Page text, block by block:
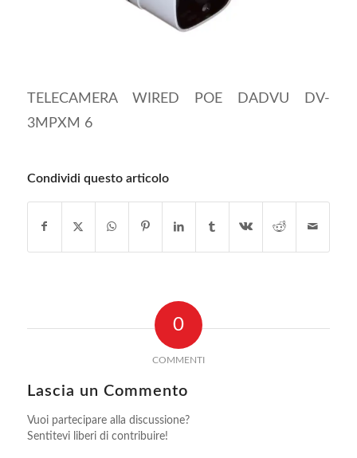
TELECAMERA WIRED POE DADVU DV-
3MPXM 6
Condividi questo articolo
0
COMMENTI
Lascia un Commento
Vuoi partecipare alla discussione?
Sentitevi liberi di contribuire!